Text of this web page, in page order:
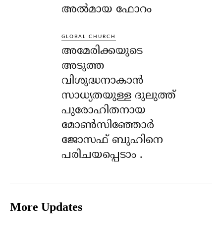
അൽമായ ഫോറം
GLOBAL CHURCH
അമേരിക്കയുടെ
അടുത്ത
വിശുദ്ധനാകാൻ
സാധ്യതയുള്ള ദുലുത്ത്
പുരോഹിതനായ
മോൺസിഞ്ഞോർ
ജോസഫ് ബുഹിനെ
പരിചയപ്പെടാം .
More Updates